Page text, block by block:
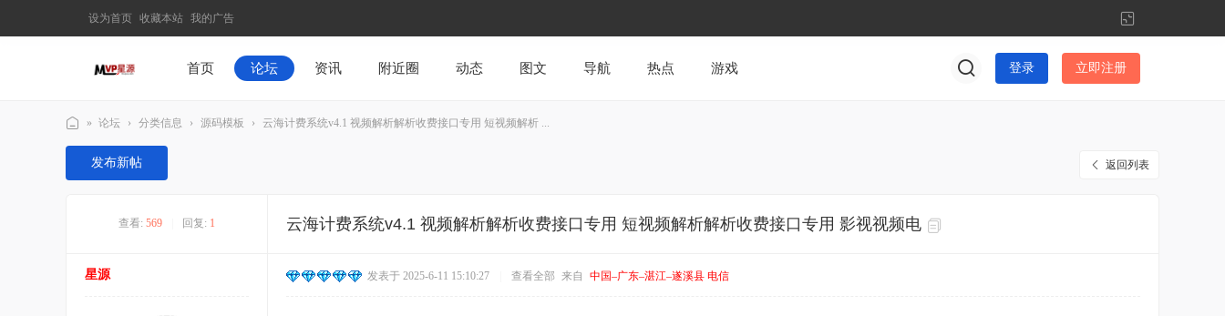
设为首页 收藏本站 我的广告
切
换
到
窄
首页 论坛 资讯 附近圈 动态 图文 导航 热点 游戏 登录 立即注册
M
» 论坛 › 分类信息 › 源码模板 › 云海计费系统v4.1 视频解析解析收费接口专用 短视频解析 ...
返回列表
发布新帖
查看: 569 回复: 1 云海计费系统v4.1 视频解析解析收费接口专用 短视频解析解析收费接口专用 影视视频电
星源 发表于 2025-6-11 15:10:27 查看全部 来自 中国–广东–湛江–遂溪县 电信